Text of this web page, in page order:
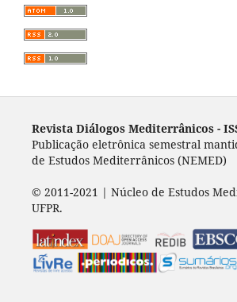
Revista Diálogos Mediterrânicos - I
Publicação eletrônica semestral
de Estudos Mediterrânicos (NEMED)
© 2011-2021 | Núcleo de Estudos
UFPR.